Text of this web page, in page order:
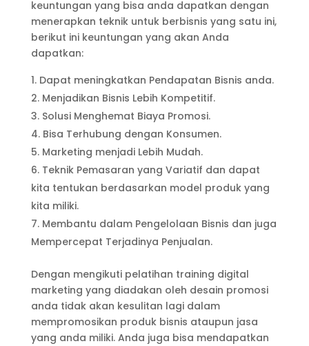
keuntungan yang bisa anda dapatkan dengan
menerapkan teknik untuk berbisnis yang satu ini,
berikut ini keuntungan yang akan Anda
dapatkan:
Dapat meningkatkan Pendapatan Bisnis anda.
Menjadikan Bisnis Lebih Kompetitif.
Solusi Menghemat Biaya Promosi.
Bisa Terhubung dengan Konsumen.
Marketing menjadi Lebih Mudah.
Teknik Pemasaran yang Variatif dan dapat
kita tentukan berdasarkan model produk yang
kita miliki.
Membantu dalam Pengelolaan Bisnis dan juga
Mempercepat Terjadinya Penjualan.
Dengan mengikuti pelatihan training digital
marketing yang diadakan oleh desain promosi
anda tidak akan kesulitan lagi dalam
mempromosikan produk bisnis ataupun jasa
yang anda miliki. Anda juga bisa mendapatkan